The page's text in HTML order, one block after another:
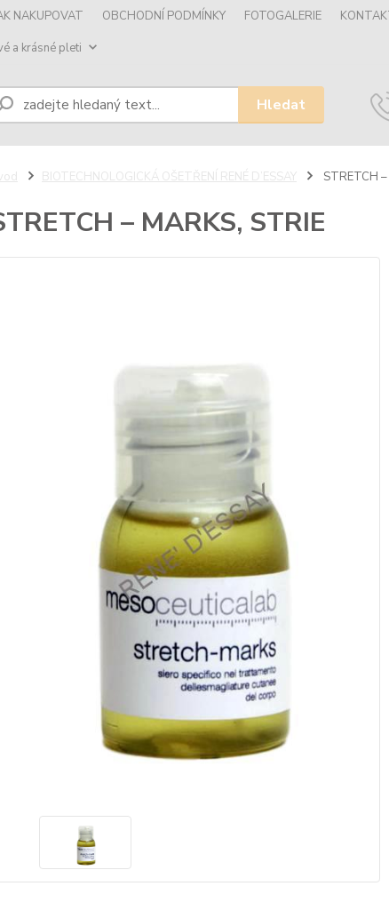
NAKUPOVAT OBCHODNÍ PODMÍNKY FOTOGALERIE
a krásné pleti
Hledat
BIOTECHNOLOGICKÁ OŠETŘENÍ RENÉ D’ESSAY STRETCH
– MARKS, STRIE